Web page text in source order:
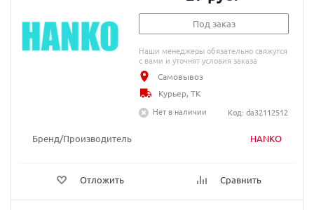
Бренд/Производитель HANKO
Отложить Сравнить
Под заказ
Наши менеджеры обязательно свяжутся
с вами и уточнят условия заказа
Самовывоз
Курьер, ТК
Нет в наличии
Код: da32112512